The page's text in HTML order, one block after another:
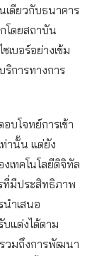
ดียวกับธนาคาร
โดยสถาบัน
บอร์อย่างเข้ม
ริการทางการ
บโจทย์การเข้า
านั้น แต่ยัง
เทคโนโลยีดิจิทัล
ที่มีประสิทธิภาพ
ำเสนอ
แต่งได้ตาม
วมถึงการพัฒนา